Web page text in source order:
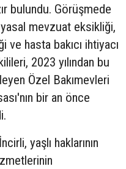
bulundu. Görüşmede
yasal mevzuat eksikliği,
ve hasta bakıcı ihtiyacı
2023 yılından bu
Özel Bakımevleri
bir an önce
yaşlı haklarının